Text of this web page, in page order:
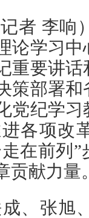
记者 李
论学习
重要讲
策部署
党纪学
各项改
在前列
贡献力量
、张旭